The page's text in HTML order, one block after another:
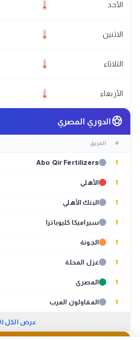
الأحد
الاثنين
الثلاثاء
الأربعاء
sports_soccerالدوري المصري
# الفريق
1
Abo Qir Fertilizers
1 الأهلي
1 البنك الأهلي
1 سيراميكا كليوباترا
1 الجونة
1 غزل المحلة
1 المصري
1 المقاولون العرب
عرض الكل (20 فريق)